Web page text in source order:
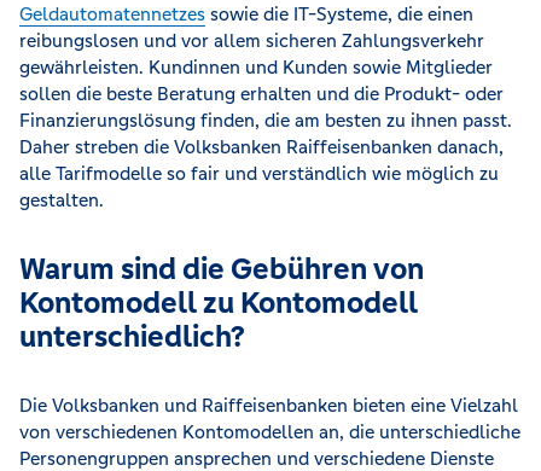
Geldautomatennetzes sowie die IT-Systeme, die einen
reibungslosen und vor allem sicheren Zahlungsverkehr
gewährleisten. Kundinnen und Kunden sowie Mitglieder
sollen die beste Beratung erhalten und die Produkt- oder
Finanzierungslösung finden, die am besten zu ihnen passt.
Daher streben die Volksbanken Raiffeisenbanken danach,
alle Tarifmodelle so fair und verständlich wie möglich zu
gestalten.
Warum sind die Gebühren von
Kontomodell zu Kontomodell
unterschiedlich?
Die Volksbanken und Raiffeisenbanken bieten eine Vielzahl
von verschiedenen Kontomodellen an, die unterschiedliche
Personengruppen ansprechen und verschiedene Dienste